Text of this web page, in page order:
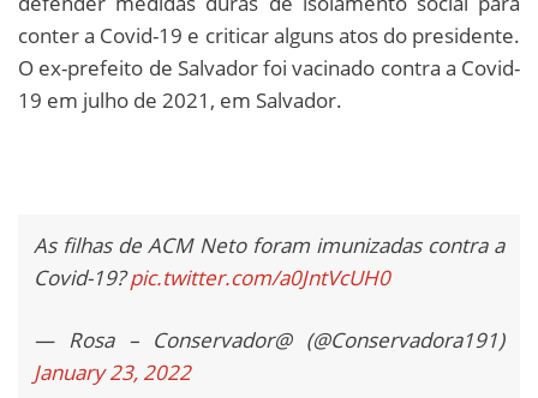
conter a Covid-19 e criticar alguns atos do presidente.
O ex-prefeito de Salvador foi vacinado contra a Covid-
19 em julho de 2021, em Salvador.
As filhas de ACM Neto foram imunizadas contra a
Covid-19?pic.twitter.com/a0JntVcUH0
— Rosa – Conservador@ (@Conservadora191)
January 23, 2022